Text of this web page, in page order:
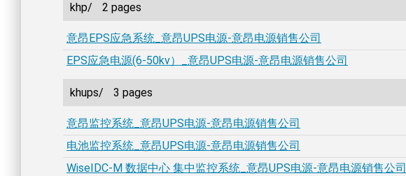
khp/ 2 pages
意昂EPS应急系统_意昂UPS电源-意昂电源销售公司
EPS应急电源(6-50kv）_意昂UPS电源-意昂电源销售公司
khups/ 3 pages
意昂监控系统_意昂UPS电源-意昂电源销售公司
电池监控系统_意昂UPS电源-意昂电源销售公司
WiseIDC-M 数据中心 集中监控系统_意昂UPS电源-意昂电源销售公司